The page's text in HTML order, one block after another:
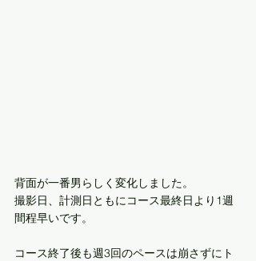
背面が一番男らしく変化しました。
撮影日、計測日ともにコース最終日より1週
間程早いです。
コース終了後も週3回のペースは崩さずにト